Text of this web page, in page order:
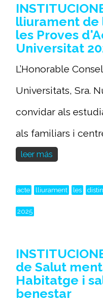
lliurament de
les Proves
Universitat
L’Honorable
Universitats, Sra.
convidar als
als familiars i
leer más
acte lliurament les
2025
de Salut
Habitatge i
benestar